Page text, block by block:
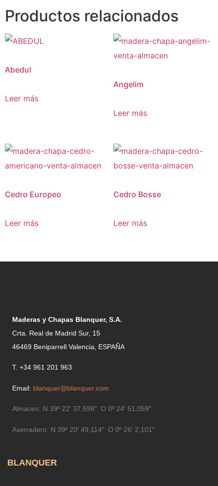
Productos relacionados
Abedul
Leer más
Angelim
Leer más
Cedro Europeo
Leer más
Cedro Bosse
Leer más
Maderas y Chapas Blanquer, S.A.
Crta. Real de Madrid Sur, 15
46469 Beniparrell Valencia, ESPAÑA
T. +34 961 201 963
Email: blanquer@blanquer.com
Almacen: N 39º 22′ 37,598″ O 0º 24′ 51,059″
Aserradero: N 39º 20′ 49,114″ O 0º 26′ 2,101″
BLANQUER